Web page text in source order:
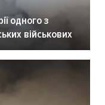
одного з
військових